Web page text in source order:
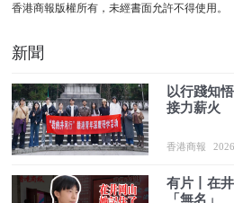
香港商報版權所有，未經書面允許不得使用。
新聞
以行踐知
接力薪火
香港商報
有片丨在
「無名」